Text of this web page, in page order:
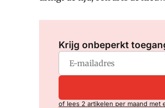
Krijg onbeperkt
of lees 2 artikelen per maand met